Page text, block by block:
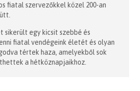
fiatal szervezőkkel közel 200-an
sikerült egy kicsit szebbé és
fiatal vendégeink életét és olyan
tértek haza, amelyekből sok
a hétköznapjaikhoz.